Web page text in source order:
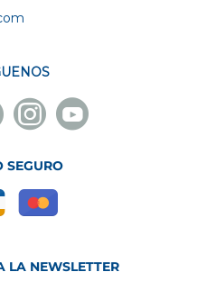
Instagram
Novelec
Youtube
Novelec
SEGURO
LA NEWSLETTER